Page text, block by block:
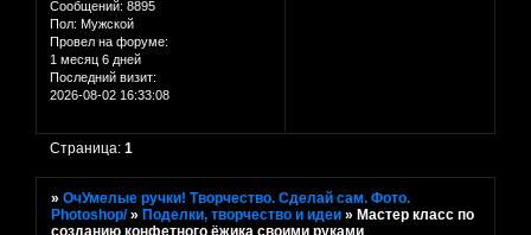
Сообщений: 8895
Пол: Мужской
Провел на форуме:
1 месяц 6 дней
Последний визит:
2026-08-02 16:33:08
Страница:1
»ОчУмелые ручки! Творчество. Сделай сам. Фото.
Photoshop/ »Поделки, творчество и идеи »Мастер класс по
созданию конфетного ёжика своими руками